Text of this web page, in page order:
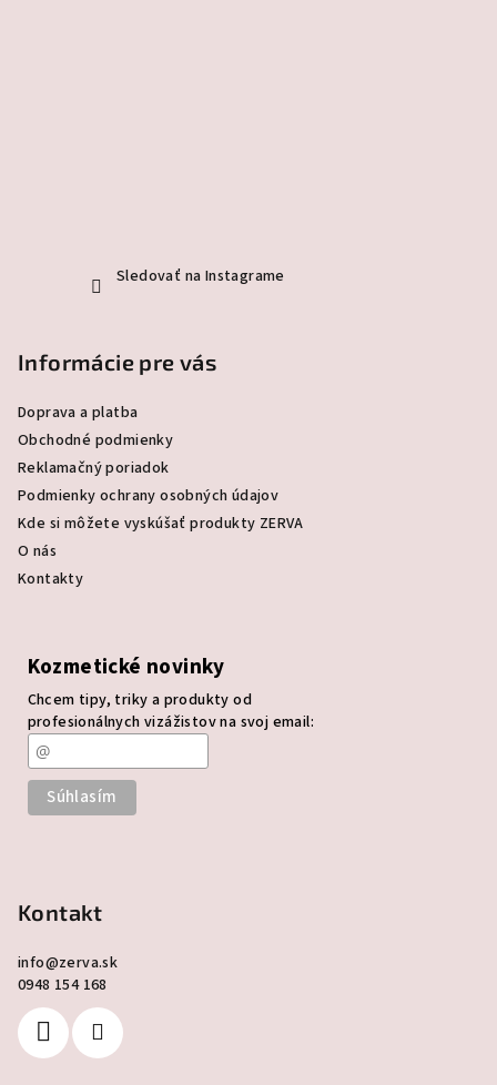
Sledovať na Instagrame
Informácie pre vás
Doprava a platba
Obchodné podmienky
Reklamačný poriadok
Podmienky ochrany osobných údajov
Kde si môžete vyskúšať produkty ZERVA
O nás
Kontakty
Kozmetické novinky
Chcem tipy, triky a produkty od
profesionálnych vizážistov na svoj email:
Kontakt
info@zerva.sk
0948 154 168